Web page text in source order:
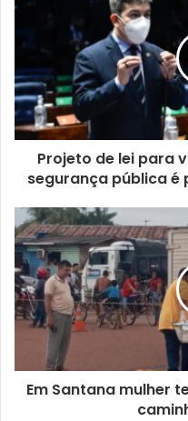
Projeto de lei para
segurança pública
Em Santana mulher